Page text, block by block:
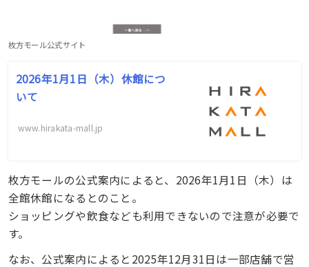
枚方モール公式サイト
2026年1月1日（木）休館につ
いて
www.hirakata-mall.jp
枚方モールの公式案内によると、2026年1月1日（木）は
全館休館になるとのこと。
ショッピングや飲食なども利用できないので注意が必要で
す。
なお、公式案内によると2025年12月31日は一部店舗で営